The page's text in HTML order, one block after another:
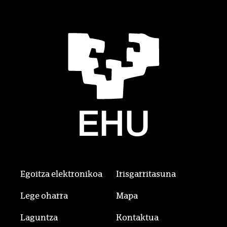
Egoitza elektronikoa Irisgarritasuna
Lege oharra Mapa
Laguntza Kontaktua